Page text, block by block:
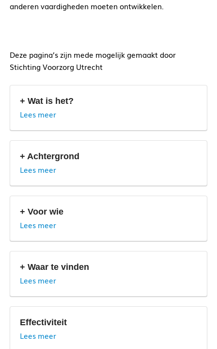
anderen vaardigheden moeten ontwikkelen.
Deze pagina’s zijn mede mogelijk gemaakt door
Stichting Voorzorg Utrecht
+ Wat is het?
Lees meer
+ Achtergrond
Lees meer
+ Voor wie
Lees meer
+ Waar te vinden
Lees meer
Effectiviteit
Lees meer